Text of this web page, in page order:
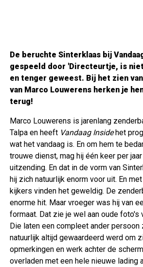
De beruchte Sinterklaas bij
gespeeld door 'Directeurtje, is
en tenger geweest. Bij het zien
van Marco Louwerens herken je
terug!
Marco Louwerens is jarenlang
Talpa en heeft Vandaag Insidehet
wat het vandaag is. En om hem te
trouwe dienst, mag hij één keer per
uitzending. En dat in de vorm van
hij zich natuurlijk enorm voor uit. En
kijkers vinden het geweldig. De
enorme hit. Maar vroeger was hij van
formaat. Dat zie je wel aan oude foto's
Die laten een compleet ander persoon
natuurlijk altijd gewaardeerd werd om
opmerkingen en werk achter de
overladen met een hele nieuwe lading